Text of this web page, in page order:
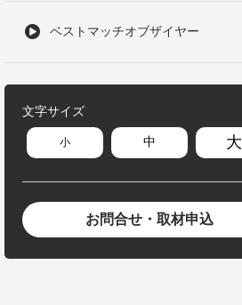
ベストマッチオブザイヤー
文字サイズ
小 中 大
お問合せ・取材申込